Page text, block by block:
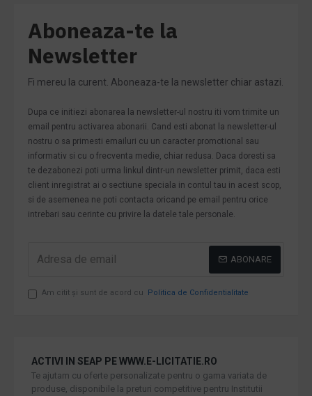
Aboneaza-te la
Newsletter
Fi mereu la curent. Aboneaza-te la newsletter chiar astazi.
Dupa ce initiezi abonarea la newsletter-ul nostru iti vom trimite un
email pentru activarea abonarii. Cand esti abonat la newsletter-ul
nostru o sa primesti emailuri cu un caracter promotional sau
informativ si cu o frecventa medie, chiar redusa. Daca doresti sa
te dezabonezi poti urma linkul dintr-un newsletter primit, daca esti
client inregistrat ai o sectiune speciala in contul tau in acest scop,
si de asemenea ne poti contacta oricand pe email pentru orice
intrebari sau cerinte cu privire la datele tale personale.
ABONARE
Am citit şi sunt de acord cu Politica de Confidentialitate
ACTIVI IN SEAP PE WWW.E-LICITATIE.RO
Te ajutam cu oferte personalizate pentru o gama variata de
produse, disponibile la preturi competitive pentru Institutii